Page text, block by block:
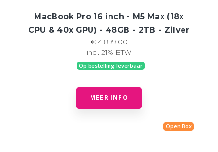
MacBook Pro 16 inch - M5 Max (18x
CPU & 40x GPU) - 48GB - 2TB - Zilver
€ 4.899,00
incl. 21% BTW
Op bestelling leverbaar
MEER INFO
Open Box